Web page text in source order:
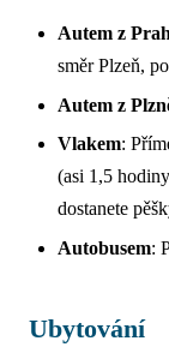
Autem z
směr Plzeň,
Autem z
Vlakem:
(asi 1,5
dostanete
Autobusem:
Ubytování